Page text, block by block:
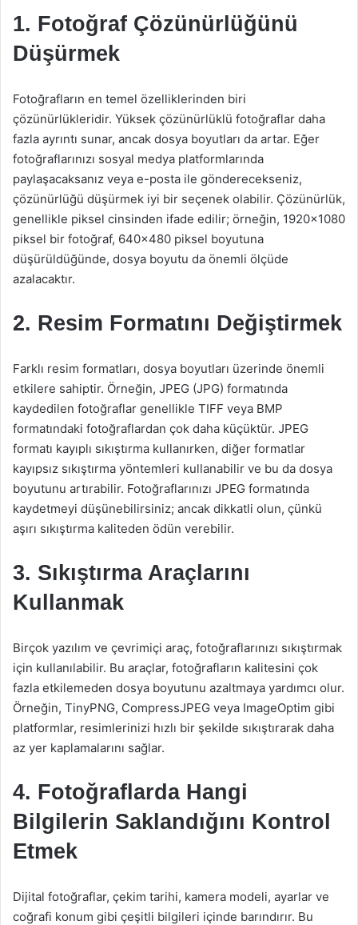
1. Fotoğraf Çözünürlüğünü
Düşürmek
Fotoğrafların en temel özelliklerinden biri
çözünürlükleridir. Yüksek çözünürlüklü fotoğraflar daha
fazla ayrıntı sunar, ancak dosya boyutları da artar. Eğer
fotoğraflarınızı sosyal medya platformlarında
paylaşacaksanız veya e-posta ile gönderecekseniz,
çözünürlüğü düşürmek iyi bir seçenek olabilir. Çözünürlük,
genellikle piksel cinsinden ifade edilir; örneğin, 1920×1080
piksel bir fotoğraf, 640×480 piksel boyutuna
düşürüldüğünde, dosya boyutu da önemli ölçüde
azalacaktır.
2. Resim Formatını Değiştirmek
Farklı resim formatları, dosya boyutları üzerinde önemli
etkilere sahiptir. Örneğin, JPEG (JPG) formatında
kaydedilen fotoğraflar genellikle TIFF veya BMP
formatındaki fotoğraflardan çok daha küçüktür. JPEG
formatı kayıplı sıkıştırma kullanırken, diğer formatlar
kayıpsız sıkıştırma yöntemleri kullanabilir ve bu da dosya
boyutunu artırabilir. Fotoğraflarınızı JPEG formatında
kaydetmeyi düşünebilirsiniz; ancak dikkatli olun, çünkü
aşırı sıkıştırma kaliteden ödün verebilir.
3. Sıkıştırma Araçlarını
Kullanmak
Birçok yazılım ve çevrimiçi araç, fotoğraflarınızı sıkıştırmak
için kullanılabilir. Bu araçlar, fotoğrafların kalitesini çok
fazla etkilemeden dosya boyutunu azaltmaya yardımcı olur.
Örneğin, TinyPNG, CompressJPEG veya ImageOptim gibi
platformlar, resimlerinizi hızlı bir şekilde sıkıştırarak daha
az yer kaplamalarını sağlar.
4. Fotoğraflarda Hangi
Bilgilerin Saklandığını Kontrol
Etmek
Dijital fotoğraflar, çekim tarihi, kamera modeli, ayarlar ve
coğrafi konum gibi çeşitli bilgileri içinde barındırır. Bu